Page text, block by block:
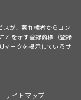
スが、著作権者からコン
とを示す登録商標（登録
マークを掲示しているサ
サイトマップ